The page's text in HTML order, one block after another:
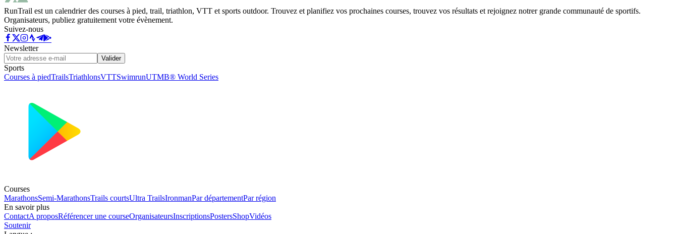
RunTrail est un calendrier des courses à pied, trail, triathlon, VTT et sports outdoor. Trouvez et planifiez vos prochaines courses, trouvez vos résultats et rejoignez notrer grande communauté de sportifs.
Organisateurs, publiez gratuitement votre évènement.
Suivez-nous
Newsletter
Valider
Sports
Courses à piedTrailsTriathlonsVTTSwimrunUTMB® World Series
Courses
MarathonsSemi-MarathonsTrails courtsUltra TrailsIronmanPar départementPar région
En savoir plus
ContactA proposRéférencer une courseOrganisateursInscriptionsPostersShopVidéos
Soutenir